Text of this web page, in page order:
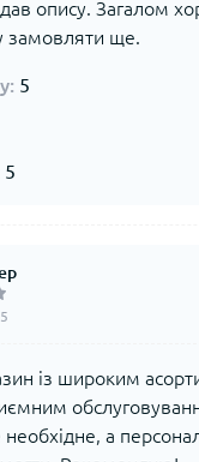
опису. Загалом
замовляти ще.
5
5
із широким
а